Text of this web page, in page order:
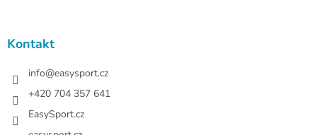
Kontakt
info@easysport.cz
+420 704 357 641
EasySport.cz